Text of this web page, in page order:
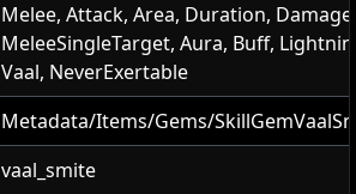
Melee, Attack, Area, Duration, Damage,
MeleeSingleTarget, Aura, Buff,
Vaal, NeverExertable
Metadata/Items/Gems/
vaal_smite